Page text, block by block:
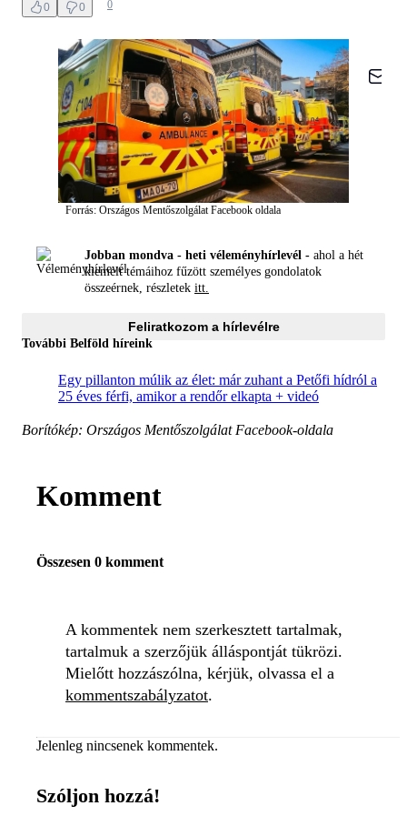
0
0 0
Forrás: Országos Mentőszolgálat Facebook oldala
Jobban mondva - heti véleményhírlevél - ahol a hét
kiemelt témáihoz fűzött személyes gondolatok
összeérnek, részletek itt.
Feliratkozom a hírlevélre
További Belföld híreink
Egy pillanton múlik az élet: már zuhant a Petőfi hídról a
25 éves férfi, amikor a rendőr elkapta + videó
Borítókép: Országos Mentőszolgálat Facebook-oldala
Komment
Összesen 0 komment
A kommentek nem szerkesztett tartalmak,
tartalmuk a szerzőjük álláspontját tükrözi.
Mielőtt hozzászólna, kérjük, olvassa el a
kommentszabályzatot.
Jelenleg nincsenek kommentek.
Szóljon hozzá!